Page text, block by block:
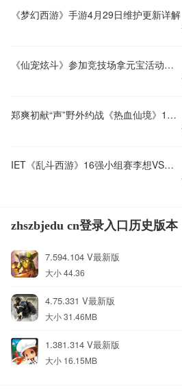
《梦幻西游》手游4月29日维护更新详解
《仙宠炫斗》参加竞技场拿元宝活动副本掉落翻倍
郑爽初献“声”野外约战《热血仙境》16日首发
IET《乱斗西游》16强小组赛李想VS范方舟实录视频
zhszbjedu cn登录入口历史版本
7.594.104 V最新版
大小 44.36
4.75.331 V最新版
大小 31.46MB
1.381.314 V最新版
大小 16.15MB